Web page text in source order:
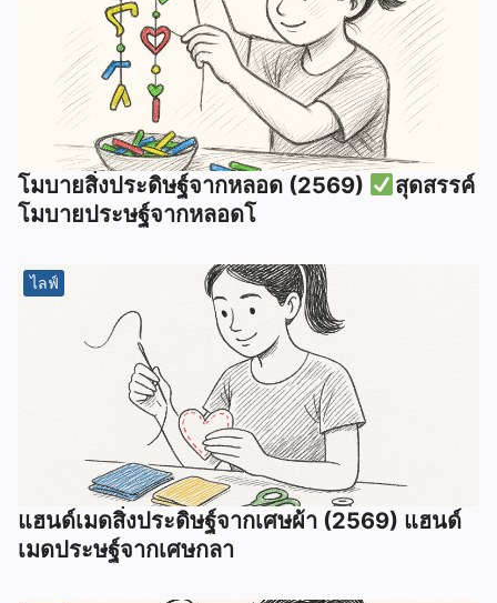
โมบายสิ่งประดิษฐ์จากหลอด (2569)
สุดสรรค์
โมบายประษฐ์จากหลอดโ
ไลฟ์
แฮนด์เมดสิ่งประดิษฐ์จากเศษผ้า (2569) แฮนด์
เมดประษฐ์จากเศษกลา